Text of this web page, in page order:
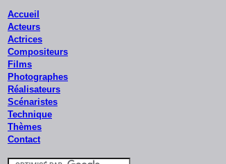
Accueil
Acteurs
Actrices
Compositeurs
Films
Photographes
Réalisateurs
Scénaristes
Technique
Thèmes
Contact